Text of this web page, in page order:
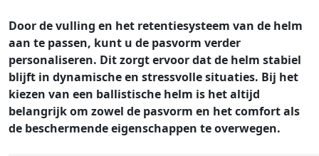
Door de vulling en het retentiesysteem van de helm
aan te passen, kunt u de pasvorm verder
personaliseren. Dit zorgt ervoor dat de helm stabiel
blijft in dynamische en stressvolle situaties. Bij het
kiezen van een ballistische helm is het altijd
belangrijk om zowel de pasvorm en het comfort als
de beschermende eigenschappen te overwegen.